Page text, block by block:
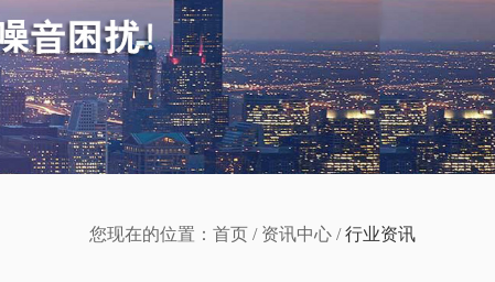
您现在的位置： 首页 / 资讯中心 /行业资讯